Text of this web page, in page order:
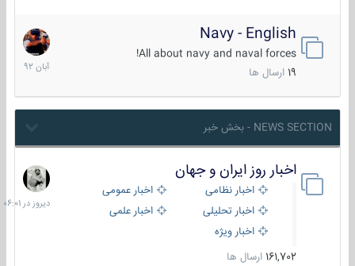
Navy - English
All about navy and naval forces!
ارسال ها
22
آبان
1392
NEWS SECTION - بخش خبر
اخبار روز ایران و جهان
اخبار نظامی
اخبار عمومی
اخبار تحلیلی
اخبار علمی
اخبار ویژه
161,702 ارسال ها
دیروز
در
06:01